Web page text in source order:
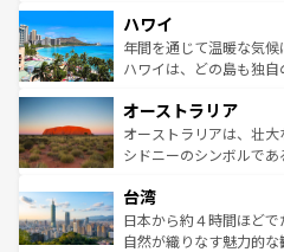
ば市内交通費無料で観光を楽
着のスイス情報はコンテ
のような巨大都市は、観
ンメントが詰まった刺
西部には大自然が広が
部のニューオーリンズで
文化が魅力。旅行者はア
しみながら、その多様
ならではの贅沢な旅のスタイルだ。 なお
情報はコンテンツ一覧を
ハワイ
年間を通じて温暖な気
ハワイは、どの島も独
ワイ島は見逃せない。ま
島だが、静かな自然を求
おすすめ。エメラルド
れるおもてなしの心で訪
人々、おいしいローカ
ク、伝統的なフラダン
オーストラリア
オーストラリアは、壮大
シドニーのシンボルで
リアリーフや大陸中央部
ク）、タスマニアの美
ど、見どころがたくさ
台湾
日本から約４時間ほど
自然が織りなす魅力的